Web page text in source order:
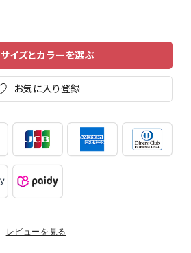
サイズとカラーを選ぶ
お気に入り登録
レビューを見る